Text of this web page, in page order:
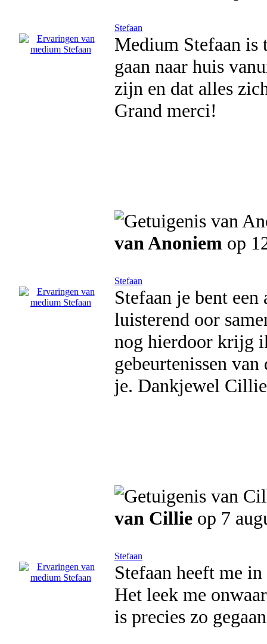
Stefaan
Medium Stefaan is
gaan naar huis
zijn en dat alles
Grand merci!
van Anoniem op
Stefaan
Stefaan je bent een
luisterend oor
nog hierdoor krijg
gebeurtenissen
je. Dankjewel
van Cillie op 7
Stefaan
Stefaan heeft me
Het leek me
is precies zo